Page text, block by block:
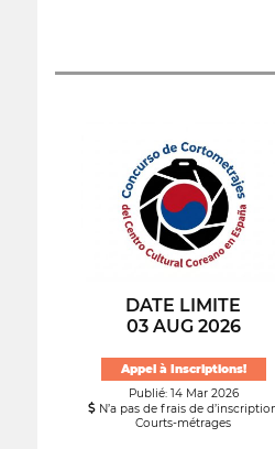
DATE LIMITE
03 AUG 2026
Appel à Inscriptions!
Publié: 14 Mar 2026
N’a pas de frais de
Courts-métrages